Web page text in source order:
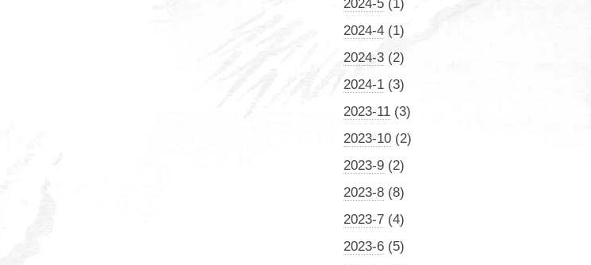
2024-5 (1)
2024-4 (1)
2024-3 (2)
2024-1 (3)
2023-11 (3)
2023-10 (2)
2023-9 (2)
2023-8 (8)
2023-7 (4)
2023-6 (5)